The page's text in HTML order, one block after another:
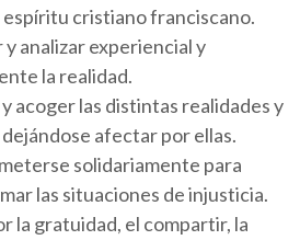
espíritu cristiano franciscano.
y analizar experiencial y
la realidad.
acoger las distintas realidades y
afectar por ellas.
solidariamente para
las situaciones de injusticia.
la gratuidad, el compartir, la